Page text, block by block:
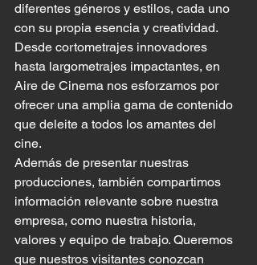
diferentes géneros y estilos, cada uno
con su propia esencia y creatividad.
Desde cortometrajes innovadores
hasta largometrajes impactantes, en
Aire de Cinema nos esforzamos por
ofrecer una amplia gama de contenido
que deleite a todos los amantes del
cine.
Además de presentar nuestras
producciones, también compartimos
información relevante sobre nuestra
empresa, como nuestra historia,
valores y equipo de trabajo. Queremos
que nuestros visitantes conozcan